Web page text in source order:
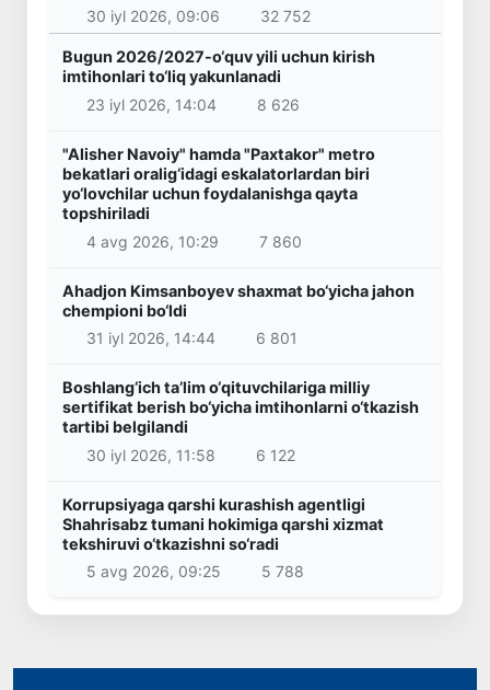
30 iyl 2026, 09:06 32 752
Bugun 2026/2027-o‘quv yili uchun kirish
imtihonlari to‘liq yakunlanadi
23 iyl 2026, 14:04
8 626
"Alisher Navoiy" hamda "Paxtakor" metro
bekatlari oralig‘idagi eskalatorlardan biri
yo‘lovchilar uchun foydalanishga qayta
topshiriladi
4 avg 2026, 10:29
7 860
Ahadjon Kimsanboyev shaxmat bo‘yicha jahon
chempioni bo‘ldi
31 iyl 2026, 14:44
6 801
Boshlang‘ich ta’lim o‘qituvchilariga milliy
sertifikat berish bo‘yicha imtihonlarni o‘tkazish
tartibi belgilandi
30 iyl 2026, 11:58
6 122
Korrupsiyaga qarshi kurashish agentligi
Shahrisabz tumani hokimiga qarshi xizmat
tekshiruvi o‘tkazishni so‘radi
5 avg 2026, 09:25
5 788